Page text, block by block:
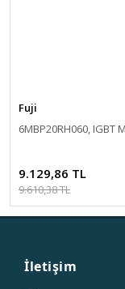
Fuji
6MBP20RH060, IGBT
9.129,86 TL
9.610,38 TL
İletişim